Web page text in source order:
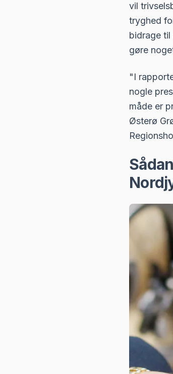
vil
tryghed
bidrage
gøre
"I
nogle
måde er
Østerø